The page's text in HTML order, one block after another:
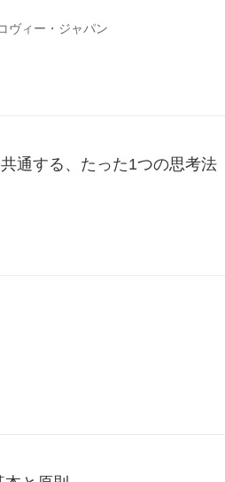
ヴィー・ジャパン
通する、たった1つの思考法